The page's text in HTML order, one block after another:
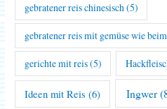
gebratener reis chinesisch(5)
gebratener reis mit gemüse wie
gerichte mit reis(5)
Ideen mit Reis (6) Ingwer